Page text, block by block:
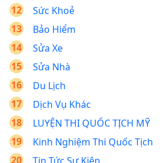
Sức Khoẻ
Bảo Hiểm
Sửa Xe
Sửa Nhà
Du Lịch
Dịch Vụ Khác
LUYỆN THI QUỐC TỊCH MỸ
Kinh Nghiệm Thi Quốc Tịch